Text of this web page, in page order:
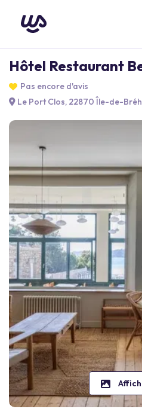
Hôtel Restaurant
Pas encore d'avis
Le Port Clos, 22870 Île-de-